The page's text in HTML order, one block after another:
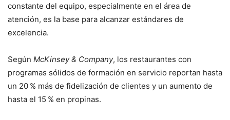
constante del equipo, especialmente en el área de
atención, es la base para alcanzar estándares de
excelencia.
Según McKinsey & Company, los restaurantes con
programas sólidos de formación en servicio reportan hasta
un 20 % más de fidelización de clientes y un aumento de
hasta el 15 % en propinas.